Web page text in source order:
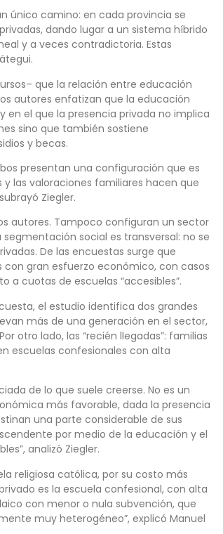
único camino: en cada provincia se
dando lugar a un sistema híbrido
y a veces contradictoria. Estas
que la relación entre educación
autores enfatizan que la educación
en el que la presencia privada no implica
sino que también sostiene
y becas.
presentan una configuración que es
las valoraciones familiares hacen que
Ziegler.
autores. Tampoco configuran un sector
social es transversal: no se
De las encuestas surge que
con gran esfuerzo económico, con casos
a cuotas de escuelas “accesibles”.
el estudio identifica dos grandes
más de una generación en el sector,
otro lado, las “recién llegadas”: familias
escuelas confesionales con alta
de lo que suele creerse. No es un
más favorable, dada la presencia
una parte considerable de sus
por medio de la educación y el
analizó Ziegler.
religiosa católica, por su costo más
es la escuela confesional, con alta
con menor o nula subvención, que
muy heterogéneo”, explicó Manuel